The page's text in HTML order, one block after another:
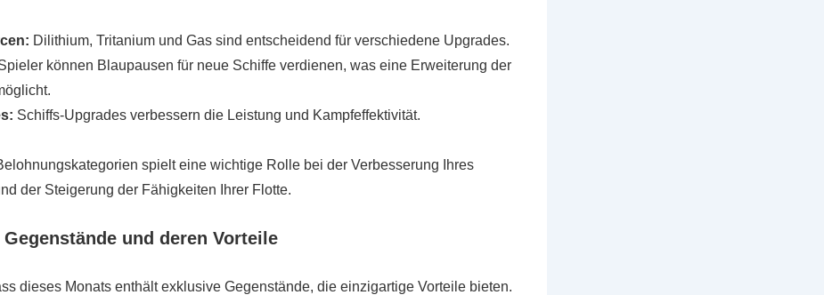
Dilithium, Tritanium und Gas sind entscheidend für verschiedene Upgrades.
können Blaupausen für neue Schiffe verdienen, was eine Erweiterung der
Schiffs-Upgrades verbessern die Leistung und Kampfeffektivität.
spielt eine wichtige Rolle bei der Verbesserung Ihres
der Steigerung der Fähigkeiten Ihrer Flotte.
und deren Vorteile
dieses Monats enthält exklusive Gegenstände, die einzigartige Vorteile bieten.